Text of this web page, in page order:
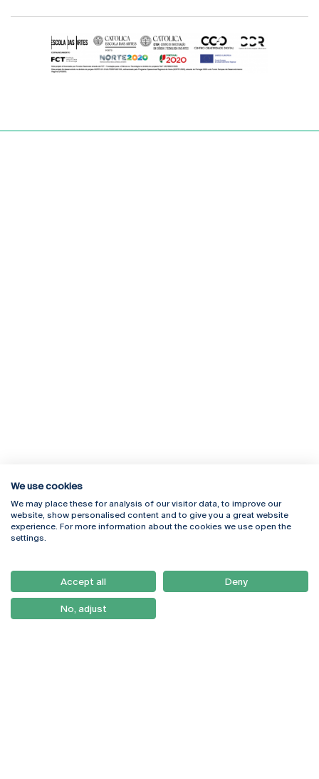
Rua Diogo Botelho 1327
4169-005 Porto
+351 226 196 240
Campus Online
Webmail
Como Chegar
Newsletter
We use cookies
We may place these for analysis of our visitor data, to improve our
website, show personalised content and to give you a great website
experience. For more information about the cookies we use open the
settings.
Accept all Deny
No, adjust